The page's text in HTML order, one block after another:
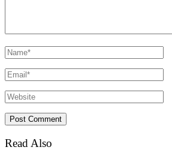
Read Also